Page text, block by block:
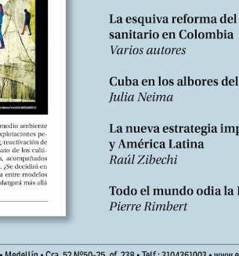
desde allí un compromiso con la
con mayor precisión en futuros
filosófico latinoamericano radica en los
presentar una artificial mediación entre
dos. En los albores de la primera mitad del
propios de toda coyuntura, sin dejar
política, teoría decolonial o pensamiento
práctica, los movimientos